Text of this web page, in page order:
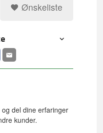
Ønskeliste
del dine erfaringer
kunder.